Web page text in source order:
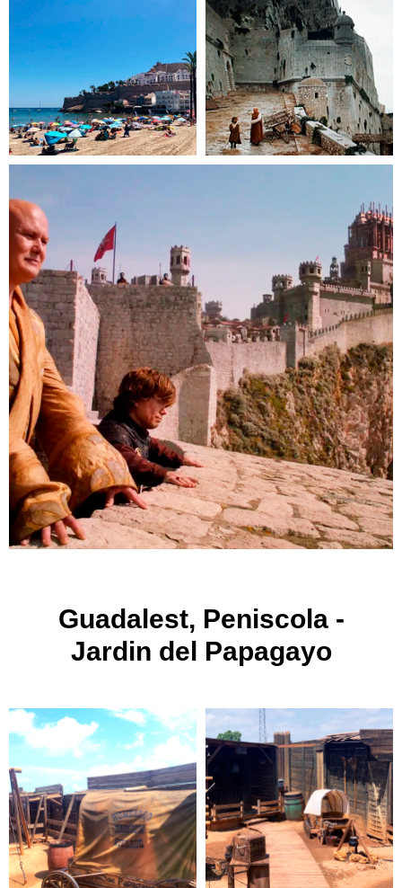
Guadalest, Peniscola -
Jardin del Papagayo